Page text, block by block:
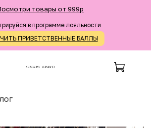
товары от 999р
в программе лояльности
ПРИВЕТСТВЕННЫЕ БАЛЛЫ
CHERRY BRAND